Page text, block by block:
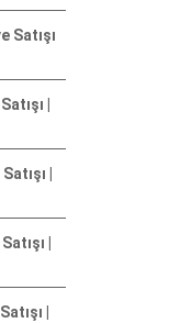
Satışı
|
|
|
|